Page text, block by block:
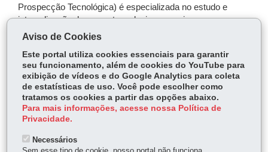
Prospecção Tecnológica) é especializada no estudo e
internalização de novas tecnologias; e assim
sucessivamente. Logo, o atendimento de uma demanda
pode ser de dois tipos:
- Tarefa: Atividade isolada como, por exemplo, uma
palestra sobre uma determinada tecnologia.
- Projeto: Trabalho composto de diversas atividades que
podem ser organizadas através de subprojetos. Por
visto como um projeto, pois envolve as seguintes tarefas:
Aviso de Cookies
Este portal utiliza cookies essenciais para garantir
seu funcionamento, além de cookies do YouTube para
exibição de vídeos e do Google Analytics para coleta
de estatísticas de uso. Você pode escolher como
tratamos os cookies a partir das opções abaixo.
Para mais informações, acesse nossa Política de
Privacidade.
Necessários